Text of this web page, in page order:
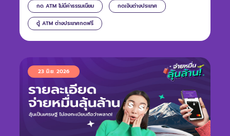
กด ATM ไม่มีค่าธรรมเนียม กดเงินต่างประเทศ
ตู้ ATM ต่างประเทศกดฟรี
23 มิ.ย. 2026